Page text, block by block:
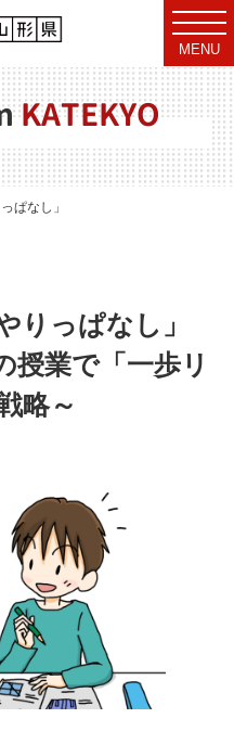
t
o
g
g
l
e
n
v
i
g
MENU
KATEKYO
ぱなし」にしない。 ～4月の授業で
りっぱなし」
授業で「一歩リ
略～